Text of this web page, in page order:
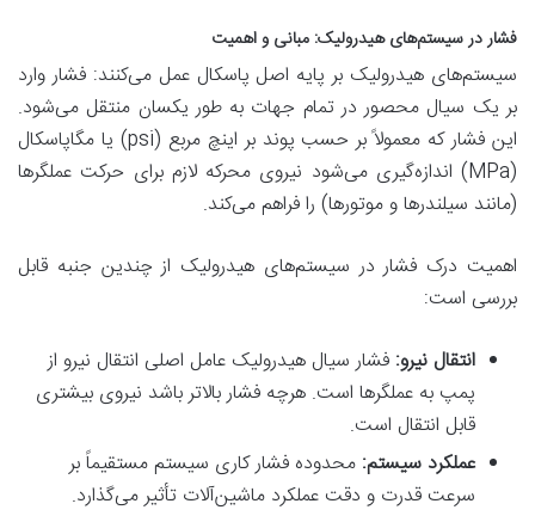
فشار در سیستم‌های هیدرولیک: مبانی و اهمیت
سیستم‌های هیدرولیک بر پایه اصل پاسکال عمل می‌کنند: فشار وارد
بر یک سیال محصور در تمام جهات به طور یکسان منتقل می‌شود.
این فشار که معمولاً بر حسب پوند بر اینچ مربع (psi) یا مگاپاسکال
(MPa) اندازه‌گیری می‌شود نیروی محرکه لازم برای حرکت عملگرها
(مانند سیلندرها و موتورها) را فراهم می‌کند.
اهمیت درک فشار در سیستم‌های هیدرولیک از چندین جنبه قابل
بررسی است:
انتقال نیرو: فشار سیال هیدرولیک عامل اصلی انتقال نیرو از
پمپ به عملگرها است. هرچه فشار بالاتر باشد نیروی بیشتری
قابل انتقال است.
عملکرد سیستم: محدوده فشار کاری سیستم مستقیماً بر
سرعت قدرت و دقت عملکرد ماشین‌آلات تأثیر می‌گذارد.